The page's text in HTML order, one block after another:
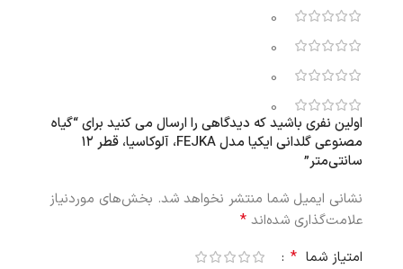
0
0
0
0
اولین نفری باشید که دیدگاهی را ارسال می کنید برای “گیاه
مصنوعی گلدانی ایکیا مدل FEJKA، آلوکاسیا، قطر ۱۲
سانتی‌متر”
نشانی ایمیل شما منتشر نخواهد شد. بخش‌های موردنیاز
علامت‌گذاری شده‌اند *
امتیاز شما *